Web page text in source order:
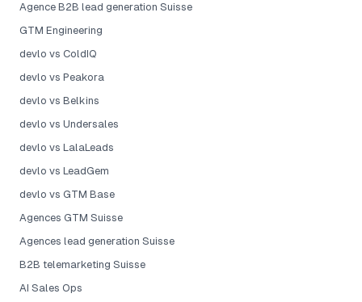
Agence B2B lead generation Suisse
GTM Engineering
devlo vs ColdIQ
devlo vs Peakora
devlo vs Belkins
devlo vs Undersales
devlo vs LalaLeads
devlo vs LeadGem
devlo vs GTM Base
Agences GTM Suisse
Agences lead generation Suisse
B2B telemarketing Suisse
AI Sales Ops